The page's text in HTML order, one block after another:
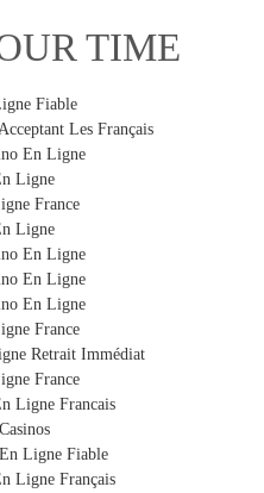
n'a aucune
besoin de remplir une
fois que vous voyagez ou
fait partie intégrante
arrachée.
de propriété réduit les
de nombreux pays, aéroports,
aériennes requièrent
bagages.
de traçabilité de ma
intégré permet de
valise.
en 30 secondes.
TIME
Fiable
Les Français
En Ligne
Ligne
France
Ligne
En Ligne
En Ligne
En Ligne
France
Retrait Immédiat
France
Ligne Francais
Ligne Fiable
Ligne Français